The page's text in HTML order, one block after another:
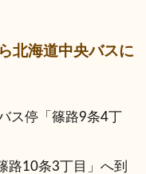
北海道中央バスに
ス停「篠路9条4丁
路10条3丁目」へ到